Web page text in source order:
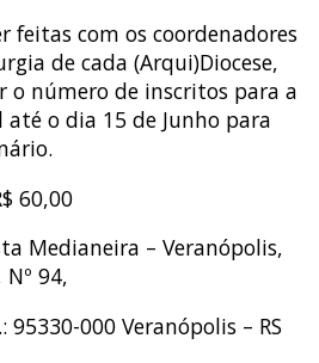
feitas com os coordenadores
de cada (Arqui)Diocese,
o número de inscritos para a
o dia 15 de Junho para
60,00
Medianeira – Veranópolis,
94,
95330-000 Veranópolis – RS